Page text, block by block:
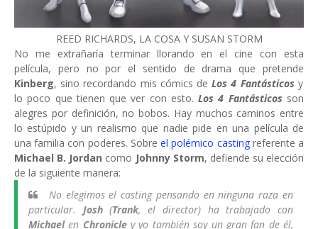
REED RICHARDS, LA COSA Y SUSAN STORM
No me extrañaría terminar llorando en el cine con esta
película, pero no por el sentido de drama que pretende
Kinberg, sino recordando mis cómics deLos 4 Fantásticos y
lo poco que tienen que ver con esto.Los 4 Fantásticos son
alegres por definición, no bobos. Hay muchos caminos entre
lo estúpido y un realismo que nadie pide en una película de
una familia con poderes. Sobre el polémico casting referente a
Michael B. Jordan como Johnny Storm, defiende su elección
de la siguiente manera:
No elegimos el casting pensando en ninguna raza en
particular. Josh(Trank, el director) ha trabajado con
Michaelen Chronicle y yo también soy un gran fan de él,